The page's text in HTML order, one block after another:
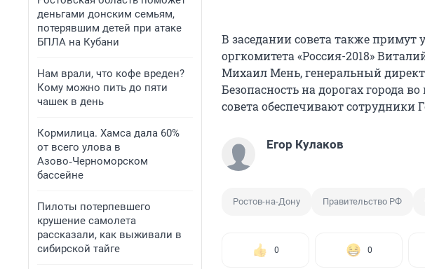
деньгами донским семьям,
потерявшим детей при атаке
БПЛА на Кубани
Нам врали, что кофе вреден?
Кому можно пить до пяти
чашек в день
Кормилица. Хамса дала 60%
от всего улова в
Азово‑Черноморском
бассейне
Пилоты потерпевшего
крушение самолета
рассказали, как выживали в
сибирской тайге
В заседании совета также примут
оргкомитета «Россия-2018»
Михаил Мень, генеральный
Безопасность на дорогах города
совета обеспечивают сотрудники
Егор Кулаков
Ростов-на-Дону Правительство РФ
0 0